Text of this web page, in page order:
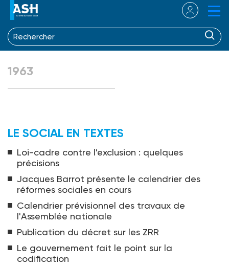
1963
LE SOCIAL EN TEXTES
Loi-cadre contre l'exclusion : quelques
précisions
Jacques Barrot présente le calendrier des
réformes sociales en cours
Calendrier prévisionnel des travaux de
l'Assemblée nationale
Publication du décret sur les ZRR
Le gouvernement fait le point sur la
codification